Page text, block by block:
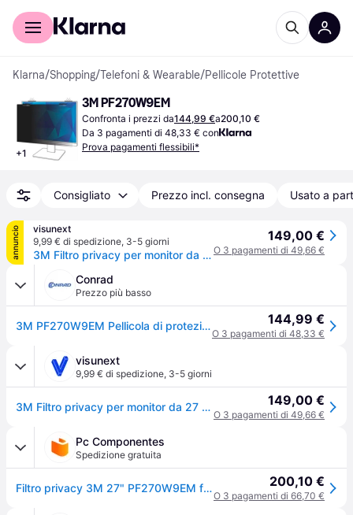
Per il tuo shopping
Klarna/Shopping/Telefoni & Wearable/Pellicole Protettive
+1
3M PF270W9EM
Confronta i prezzi da144,99 €a200,10 €
Da 3 pagamenti di 48,33 € con
Prova pagamenti flessibili*
Consigliato Prezzo incl. consegna Usato a
annuncio
visunext
9,99 € di spedizione, 3-5 giorni
3M Filtro privacy per monitor da 27 pollici (16:9) con attacco magnetico COMPLY™, PF270W9EM
149,00 €
O 3 pagamenti di 49,66 €
Conrad
Prezzo più basso
3M PF270W9EM Pellicola di protezione e privacy Monitor 68,6 cm (27) Formato immagine: 16:9 7100259614 Universal 144,99 €
O 3 pagamenti di 48,33 €
visunext
9,99 € di spedizione, 3-5 giorni
3M Filtro privacy per monitor da 27 pollici (16:9) con attacco magnetico COMPLY™, PF270W9EM 149,00 €
O 3 pagamenti di 49,66 €
Pc Componentes
Spedizione gratuita
Filtro privacy 3M 27" PF270W9EM fissazione magnetica 16:9 200,10 €
O 3 pagamenti di 66,70 €